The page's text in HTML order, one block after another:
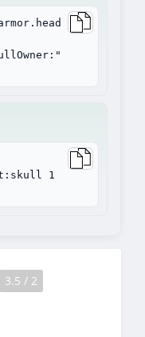
1
3.5 / 2